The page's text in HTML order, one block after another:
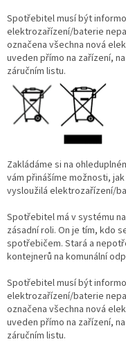
Spotřebitel musí být
elektrozařízení/baterie
označena všechna nová
uveden přímo na zařízení,
záručním listu.
Zakládáme si na
vám přinášíme možnosti,
vysloužilá elektrozařízení/
Spotřebitel má v systému
zásadní roli. On je tím, kdo
spotřebičem. Stará a
kontejnerů na komunální
Spotřebitel musí být
elektrozařízení/baterie
označena všechna nová
uveden přímo na zařízení,
záručním listu.